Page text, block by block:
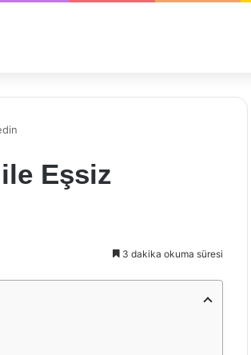
Eşsiz
3 dakika okuma süresi